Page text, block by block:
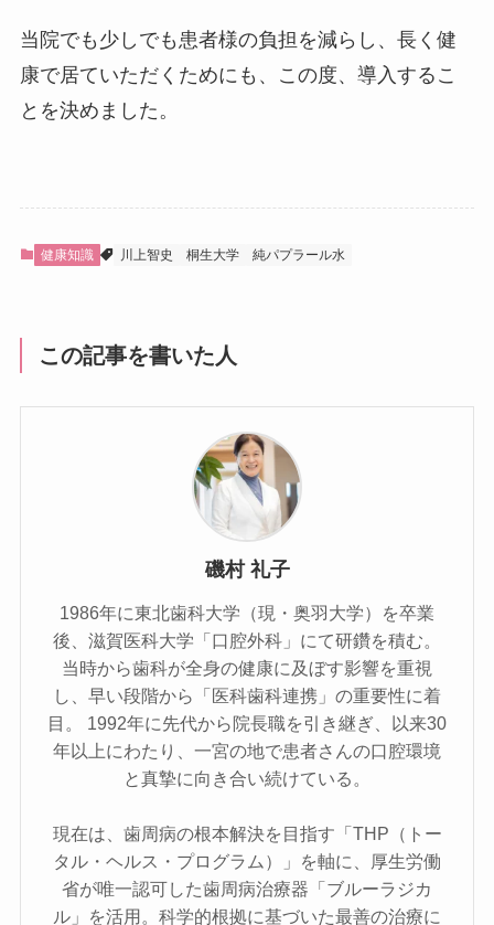
当院でも少しでも患者様の負担を減らし、長く健
康で居ていただくためにも、この度、導入するこ
とを決めました。
健康知識 川上智史 桐生大学 純パプラール水
この記事を書いた人
磯村 礼子
1986年に東北歯科大学（現・奥羽大学）を卒業
後、滋賀医科大学「口腔外科」にて研鑽を積む。
当時から歯科が全身の健康に及ぼす影響を重視
し、早い段階から「医科歯科連携」の重要性に着
目。 1992年に先代から院長職を引き継ぎ、以来30
年以上にわたり、一宮の地で患者さんの口腔環境
と真摯に向き合い続けている。
現在は、歯周病の根本解決を目指す「THP（トー
タル・ヘルス・プログラム）」を軸に、厚生労働
省が唯一認可した歯周病治療器「ブルーラジカ
ル」を活用。科学的根拠に基づいた最善の治療に